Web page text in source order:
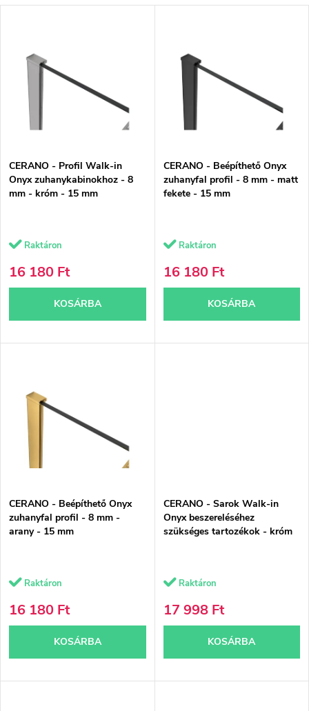
k
r
n
d
e
z
é
Legnépszerűbb termékek
ABC szerint
e
k
i
s
t
á
CERANO - Profil Walk-in
Onyx zuhanykabinokhoz - 8
mm - króm - 15 mm
Raktáron
16 180 Ft
KOSÁRBA
CERANO - Beépíthető Onyx
zuhanyfal profil - 8 mm - matt
fekete - 15 mm
Raktáron
16 180 Ft
KOSÁRBA
CERANO - Beépíthető Onyx
zuhanyfal profil - 8 mm -
arany - 15 mm
Raktáron
16 180 Ft
KOSÁRBA
CERANO - Sarok Walk-in
Onyx beszereléséhez
szükséges tartozékok - króm
Raktáron
17 998 Ft
KOSÁRBA